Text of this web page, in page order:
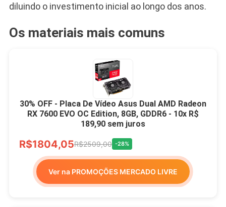
diluindo o investimento inicial ao longo dos anos.
Os materiais mais comuns
30% OFF - Placa De Vídeo Asus Dual AMD Radeon
RX 7600 EVO OC Edition, 8GB, GDDR6 - 10x R$
189,90 sem juros
R$1804,05R$2509,00 -28%
Ver na PROMOÇÕES MERCADO LIVRE